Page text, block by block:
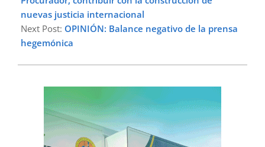
nuevas justicia internacional
Next Post: OPINIÓN: Balance negativo de la prensa
hegemónica